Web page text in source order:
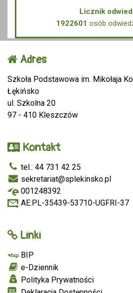
Licznik
1922601 osób
Adres
Szkoła Podstawowa im. Mikołaja
Łękińsko
ul. Szkolna 20
97 - 410 Kleszczów
Kontakt
tel.: 44 731 42 25
sekretariat@splekinsko.pl
001248392
AE:PL-35439-53710-UGFRI-37
Linki
BIP
e-Dziennik
Polityka Prywatności